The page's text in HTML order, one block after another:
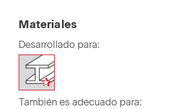
Materiales
Desarrollado para:
También es adecuado para: